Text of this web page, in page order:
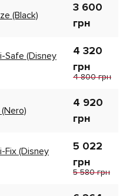
(Black)
3 600
грн
Safe (Disney
4 320
грн
4 800 грн
4 920
грн
Fix (Disney
5 022
грн
5 580 грн